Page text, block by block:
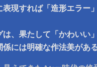
表現すれば「造形エラー
は、果たして「かわいい
係には明確な作法美があ